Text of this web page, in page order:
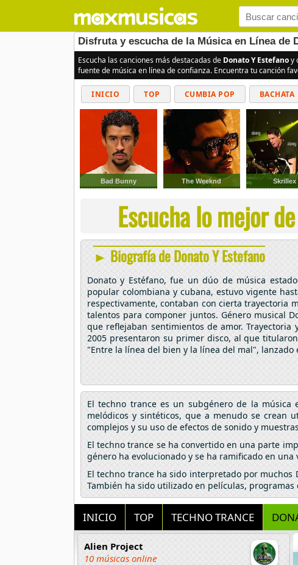
Disfruta y escucha de la Música en Línea de
Escucha las canciones más destacadas de Donato Y Estefanoy
fuente de música en línea de confianza. Encuentra tu canción
INICIO TOP CUMBIA POP BACHATA
Bad Bunny The Weeknd Skrillex
Escucha lo mejor
► Biografía de Donato Y Estefano
Donato y Estéfano, fue un dúo de música
popular colombiana y cubana, estuvo vigente
respectivamente, contaban con cierta trayectoria
talentos para componer juntos. Género musical
que reflejaban sentimientos de amor. Trayectoria
2005 presentaron su primer disco, al que
"Entre la línea del bien y la línea del mal", lanzado
El techno trance es un subgénero de la música
melódicos y sintéticos, que a menudo se crean
complejos y su uso de efectos de sonido y
El techno trance se ha convertido en una parte
género ha evolucionado y se ha ramificado en
El techno trance ha sido interpretado por muchos
También ha sido utilizado en películas,
INICIO TOP TECHNO TRANCE
Alien Project
10 músicas online